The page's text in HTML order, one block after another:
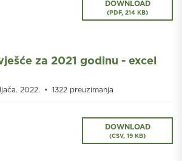
DOWNLOAD
(PDF, 214 KB)
za 2021 godinu - excel
2022. 1322 preuzimanja
DOWNLOAD
(CSV, 19 KB)